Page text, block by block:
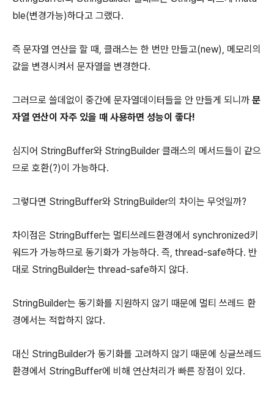
ble(변경가능)하다고 그랬다.
즉 문자열 연산을 할 때, 클래스는 한 번만 만들고(new), 메모리의
값을 변경시켜서 문자열을 변경한다.
그러므로 쓸데없이 중간에 문자열데이터들을 안 만들게 되니까 문
자열 연산이 자주 있을 때 사용하면 성능이 좋다!
심지어 StringBuffer와 StringBuilder 클래스의 메서드들이 같으
므로 호환(?)이 가능하다.
그렇다면 StringBuffer와 StringBuilder의 차이는 무엇일까?
차이점은 StringBuffer는 멀티쓰레드환경에서 synchronized키
워드가 가능하므로 동기화가 가능하다. 즉, thread-safe하다. 반
대로 StringBuilder는 thread-safe하지 않다.
StringBuilder는 동기화를 지원하지 않기 때문에 멀티 쓰레드 환
경에서는 적합하지 않다.
대신 StringBuilder가 동기화를 고려하지 않기 때문에 싱글쓰레드
환경에서 StringBuffer에 비해 연산처리가 빠른 장점이 있다.